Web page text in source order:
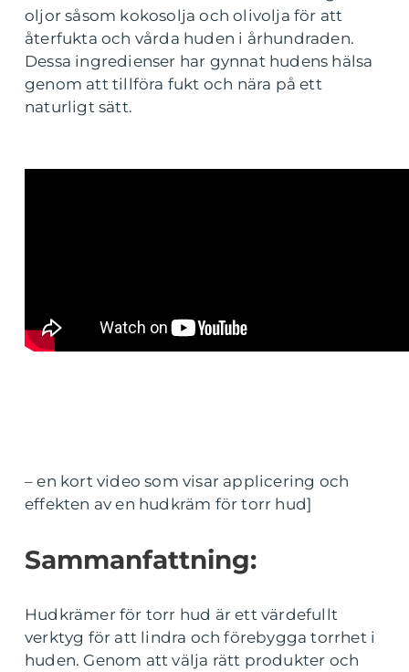
oljor såsom kokosolja och olivolja för att
återfukta och vårda huden i århundraden.
Dessa ingredienser har gynnat hudens hälsa
genom att tillföra fukt och nära på ett
naturligt sätt.
– en kort video som visar applicering och
effekten av en hudkräm för torr hud]
Sammanfattning:
Hudkrämer för torr hud är ett värdefullt
verktyg för att lindra och förebygga torrhet i
huden. Genom att välja rätt produkter och